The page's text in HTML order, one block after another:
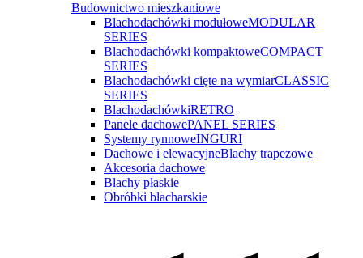
Budownictwo mieszkaniowe
Blachodachówki modułoweMODULAR
SERIES
Blachodachówki kompaktoweCOMPACT
SERIES
Blachodachówki cięte na wymiarCLASSIC
SERIES
BlachodachówkiRETRO
Panele dachowePANEL SERIES
Systemy rynnoweINGURI
Dachowe i elewacyjneBlachy trapezowe
Akcesoria dachowe
Blachy płaskie
Obróbki blacharskie